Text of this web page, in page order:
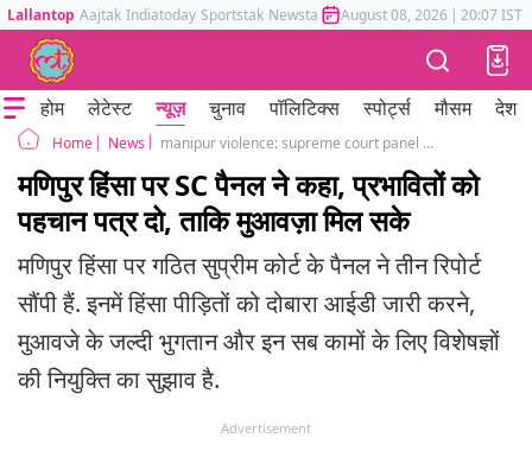
Lallantop Aajtak Indiatoday Sportstak Newstak Mumbai Tak Astrotak
August 08, 2026 | 20:07 IST
होम लेटेस्ट न्यूज़ चुनाव पॉलिटिक्स स्पोर्ट्स मौसम देश
Home News manipur violence: supreme court panel submits recommendations
मणिपुर हिंसा पर SC पैनल ने कहा, प्रभावितों को
पहचान पत्र दो, ताकि मुआवज़ा मिल सके
मणिपुर हिंसा पर गठित सुप्रीम कोर्ट के पैनल ने तीन रिपोर्ट
सौंपी हैं. इनमें हिंसा पीड़ितों को दोबारा आईडी जारी करने,
मुआवजे के जल्दी भुगतान और इन सब कामों के लिए विशेषज्ञों
की नियुक्ति का सुझाव है.
Advertisement